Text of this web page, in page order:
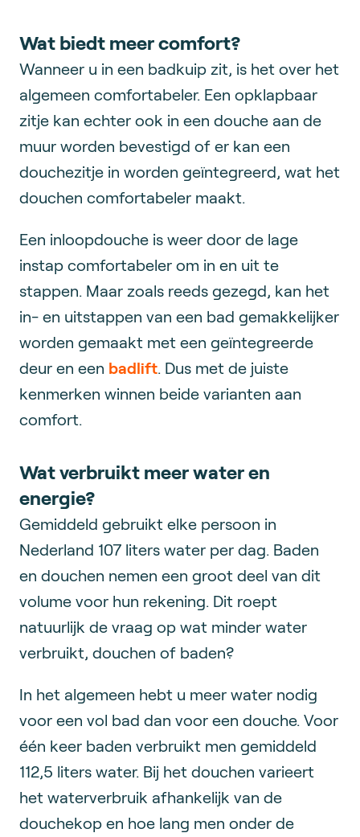
Wat biedt meer comfort?
Wanneer u in een badkuip zit, is het over het
algemeen comfortabeler. Een opklapbaar
zitje kan echter ook in een douche aan de
muur worden bevestigd of er kan een
douchezitje in worden geïntegreerd, wat het
douchen comfortabeler maakt.
Een inloopdouche is weer door de lage
instap comfortabeler om in en uit te
stappen. Maar zoals reeds gezegd, kan het
in- en uitstappen van een bad gemakkelijker
worden gemaakt met een geïntegreerde
deur en een badlift . Dus met de juiste
kenmerken winnen beide varianten aan
comfort.
Wat verbruikt meer water en
energie?
Gemiddeld gebruikt elke persoon in
Nederland 107 liters water per dag. Baden
en douchen nemen een groot deel van dit
volume voor hun rekening. Dit roept
natuurlijk de vraag op wat minder water
verbruikt, douchen of baden?
In het algemeen hebt u meer water nodig
voor een vol bad dan voor een douche. Voor
één keer baden verbruikt men gemiddeld
112,5 liters water. Bij het douchen varieert
het waterverbruik afhankelijk van de
douchekop en hoe lang men onder de